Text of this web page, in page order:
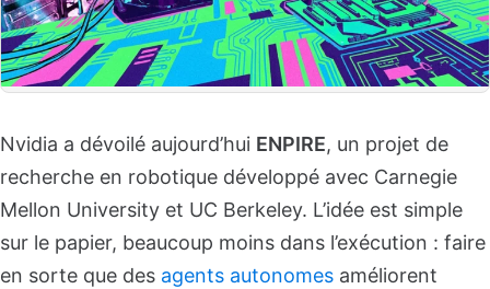
Nvidia a dévoilé aujourd’hui ENPIRE, un projet de
recherche en robotique développé avec Carnegie
Mellon University et UC Berkeley. L’idée est simple
sur le papier, beaucoup moins dans l’exécution : faire
en sorte que des agents autonomes améliorent